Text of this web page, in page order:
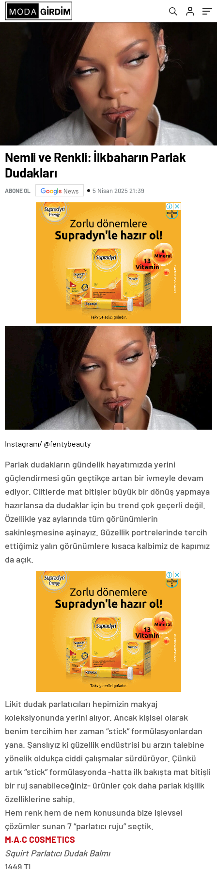
Nemli ve Renkli: İlkbaharın Parlak
Dudakları
ABONE OL News 5 Nisan 2025 21:39
Instagram/ @fentybeauty
Parlak dudakların gündelik hayatımızda yerini
güçlendirmesi gün geçtikçe artan bir ivmeyle devam
ediyor. Ciltlerde mat bitişler büyük bir dönüş yapmaya
hazırlansa da dudaklar için bu trend çok geçerli değil.
Özellikle yaz aylarında tüm görünümlerin
sakinleşmesine aşinayız. Güzellik portrelerinde tercih
ettiğimiz yalın görünümlere kısaca kalbimiz de kapımız
da açık.
Likit dudak parlatıcıları hepimizin makyaj
koleksiyonunda yerini alıyor. Ancak kişisel olarak
benim tercihim her zaman “stick” formülasyonlardan
yana. Şanslıyız ki güzellik endüstrisi bu arzın talebine
yönelik oldukça ciddi çalışmalar sürdürüyor. Çünkü
artık “stick” formülasyonda -hatta ilk bakışta mat bitişli
bir ruj sanabileceğiniz- ürünler çok daha parlak kişilik
özelliklerine sahip.
Hem renk hem de nem konusunda bize işlevsel
çözümler sunan 7 “parlatıcı ruju” seçtik.
M.A.C COSMETICS
Squirt Parlatıcı Dudak Balmı
1449 TL